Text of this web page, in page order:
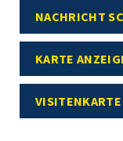
NACHRICHT
KARTE